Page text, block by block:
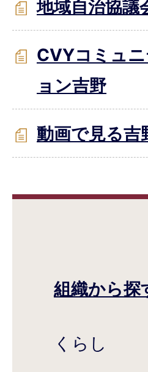
地域自治協議
CVYコミュ
ョン吉野
動画で見る吉
組織から探
くらし